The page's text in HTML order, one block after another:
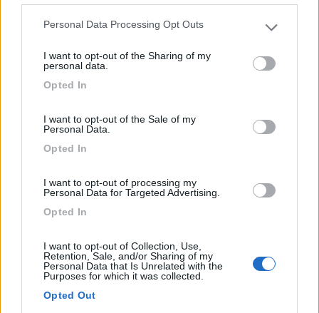
Please note that this website/app uses one or more Google
not limited to your visit or usage behaviour. You may click to
grant or deny consent to Google and its third-party tags to
use your data for below specified purposes in below Google
Personal Data Processing Opt Outs
I want to opt-out of the Sharing of my
personal data.
Opted In
I want to opt-out of the Sale of my
Personal Data.
Opted In
I want to opt-out of processing my
Personal Data for Targeted Advertising.
Opted In
I want to opt-out of Collection, Use,
Retention, Sale, and/or Sharing of my
Personal Data that Is Unrelated with the
Purposes for which it was collected.
Opted Out
Strada Di di Bertesina 53
Area di sosta (AA)
Il Glicine
0
Servizi / Posizione